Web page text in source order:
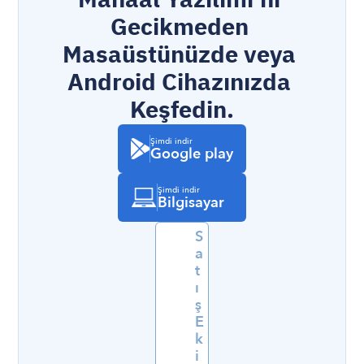
Gecikmeden
Masaüstünüzde veya
Android Cihazınızda
Keşfedin.
Şimdi indir
Google play
Şimdi indir
Bilgisayar
S
a
t
ı
ş
E
k
i